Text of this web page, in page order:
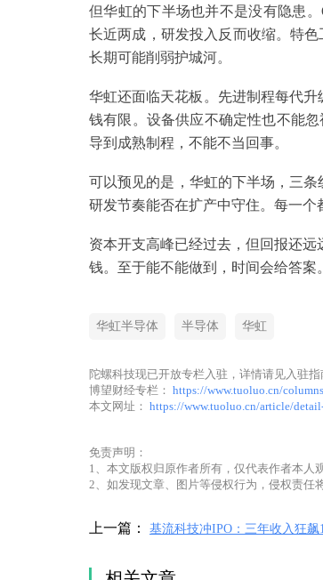
但华虹的下半场也并不是没有隐患。
长近两成，研发投入反而收缩。特
长期可能削弱护城河。
华虹还面临天花板。先进制程每代升
钱有限。设备供应不确定性也不能
导到成熟制程，不能不当回事。
可以预见的是，华虹的下半场，三条
研发节奏能否在扩产中守住。每一个
资本开支高峰已经过去，但回报还
钱。至于能不能做到，时间会给答案。
华虹半导体 半导体 华虹
陀螺科技现已开放专栏入驻，详情请见入驻指
博望财经专栏： https://www.tuoluo.cn/
本文网址： https://www.tuoluo.cn/article/
免责声明：
1、本文版权归原作者所有，仅代表作者本人
2、如发现文章、图片等侵权行为，侵权责任
上一篇： 基流科技冲IPO：三年收入狂飙